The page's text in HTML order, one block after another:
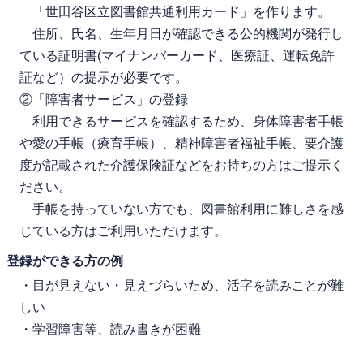
「世田谷区立図書館共通利用カード」を作ります。
住所、氏名、生年月日が確認できる公的機関が発行し
ている証明書(マイナンバーカード、医療証、運転免許
証など）の提示が必要です。
②「障害者サービス」の登録
利用できるサービスを確認するため、身体障害者手帳
や愛の手帳（療育手帳）、精神障害者福祉手帳、要介護
度が記載された介護保険証などをお持ちの方はご提示く
ださい。
手帳を持っていない方でも、図書館利用に難しさを感
じている方はご利用いただけます。
登録ができる方の例
・目が見えない・見えづらいため、活字を読みことが難
しい
・学習障害等、読み書きが困難